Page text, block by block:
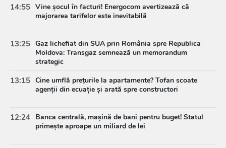
14:55 Vine șocul în facturi! Energocom avertizează că
majorarea tarifelor este inevitabilă
13:25 Gaz lichefiat din SUA prin România spre Republica
Moldova: Transgaz semnează un memorandum
strategic
13:15 Cine umflă prețurile la apartamente? Tofan scoate
agenții din ecuație și arată spre constructori
12:24 Banca centrală, mașină de bani pentru buget! Statul
primește aproape un miliard de lei